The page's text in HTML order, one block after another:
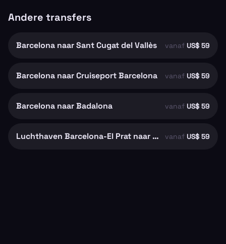
Andere transfers
Barcelona naar Sant Cugat del Vallès vanaf US$ 59
Barcelona naar Cruiseport Barcelona vanaf US$ 59
Barcelona naar Badalona vanaf US$ 59
Luchthaven Barcelona-El Prat naar Barcelona vanaf US$ 59